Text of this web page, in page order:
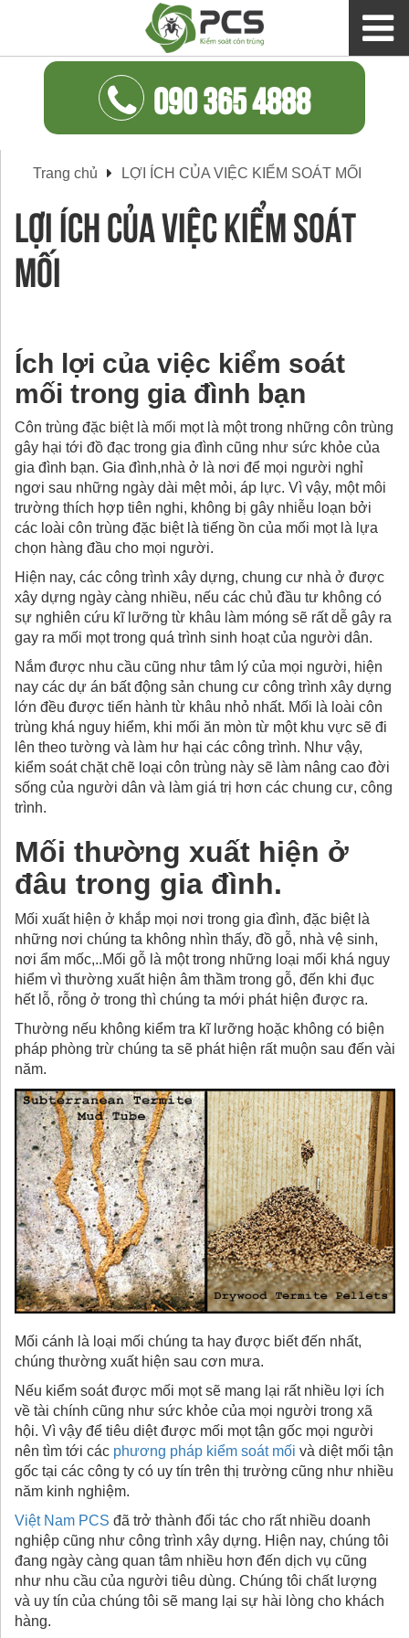
090 365 4888
Trang chủ LỢI ÍCH CỦA VIỆC KIỂM SOÁT MỐI
LỢI ÍCH CỦA VIỆC KIỂM SOÁT
MỐI
Ích lợi của việc kiểm soát
mối trong gia đình bạn
Côn trùng đặc biệt là mối mọt là một trong những côn trùng
gây hại tới đồ đạc trong gia đình cũng như sức khỏe của
gia đình bạn. Gia đình,nhà ở là nơi để mọi người nghỉ
ngơi sau những ngày dài mệt mỏi, áp lực. Vì vậy, một môi
trường thích hợp tiên nghi, không bị gây nhiễu loạn bởi
các loài côn trùng đặc biệt là tiếng ồn của mối mọt là lựa
chọn hàng đầu cho mọi người.
Hiện nay, các công trình xây dựng, chung cư nhà ở được
xây dựng ngày càng nhiều, nếu các chủ đầu tư không có
sự nghiên cứu kĩ lưỡng từ khâu làm móng sẽ rất dễ gây ra
gay ra mối mọt trong quá trình sinh hoạt của người dân.
Nắm được nhu cầu cũng như tâm lý của mọi người, hiện
nay các dự án bất động sản chung cư công trình xây dựng
lớn đều được tiến hành từ khâu nhỏ nhất. Mối là loài côn
trùng khá nguy hiểm, khi mối ăn mòn từ một khu vực sẽ đi
lên theo tường và làm hư hại các công trình. Như vậy,
kiểm soát chặt chẽ loại côn trùng này sẽ làm nâng cao đời
sống của người dân và làm giá trị hơn các chung cư, công
trình.
Mối thường xuất hiện ở
đâu trong gia đình.
Mối xuất hiện ở khắp mọi nơi trong gia đình, đặc biệt là
những nơi chúng ta không nhìn thấy, đồ gỗ, nhà vệ sinh,
nơi ẩm mốc,..Mối gỗ là một trong những loại mối khá nguy
hiểm vì thường xuất hiện âm thầm trong gỗ, đến khi đục
hết lỗ, rỗng ở trong thì chúng ta mới phát hiện được ra.
Thường nếu không kiểm tra kĩ lưỡng hoặc không có biện
pháp phòng trừ chúng ta sẽ phát hiện rất muộn sau đến vài
năm.
Mối cánh là loại mối chúng ta hay được biết đến nhất,
chúng thường xuất hiện sau cơn mưa.
Nếu kiểm soát được mối mọt sẽ mang lại rất nhiều lợi ích
về tài chính cũng như sức khỏe của mọi người trong xã
hội. Vì vậy để tiêu diệt được mối mọt tận gốc mọi người
nên tìm tới các phương pháp kiểm soát mối và diệt mối tận
gốc tại các công ty có uy tín trên thị trường cũng như nhiều
năm kinh nghiệm.
Việt Nam PCS đã trở thành đối tác cho rất nhiều doanh
nghiệp cũng như công trình xây dựng. Hiện nay, chúng tôi
đang ngày càng quan tâm nhiều hơn đến dịch vụ cũng
như nhu cầu của người tiêu dùng. Chúng tôi chất lượng
và uy tín của chúng tôi sẽ mang lại sự hài lòng cho khách
hàng.